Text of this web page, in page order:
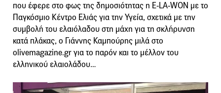
που έφερε στο φως της δημοσιότητας η E-LA-WON με το
Παγκόσμιο Κέντρο Ελιάς για την Υγεία, σχετικά με την
συμβολή του ελαιόλαδου στη μάχη για τη σκλήρυνση
κατά πλάκας, ο Γιάννης Καμπούρης μιλά στο
olivemagazine.gr για το παρόν και το μέλλον του
ελληνικού ελαιολάδου…